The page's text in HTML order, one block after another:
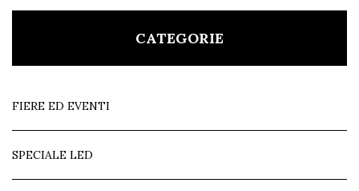
CATEGORIE
FIERE ED EVENTI
SPECIALE LED